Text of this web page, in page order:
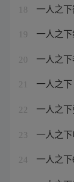
18 一人之
19 一人之
20 一人之
21 一人之
22 一人之
23 一人之
24 一人之